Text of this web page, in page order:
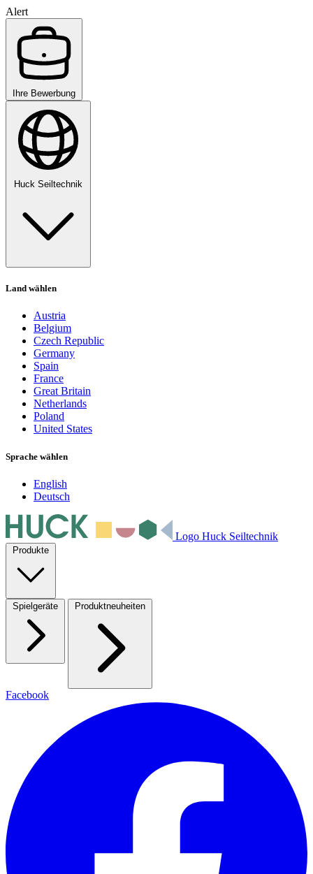
Alert
Ihre Bewerbung
Huck Seiltechnik
Land wählen
Austria
Belgium
Czech Republic
Germany
Spain
France
Great Britain
Netherlands
Poland
United States
Sprache wählen
English
Deutsch
Logo Huck Seiltechnik
Produkte
Spielgeräte Produktneuheiten
Facebook